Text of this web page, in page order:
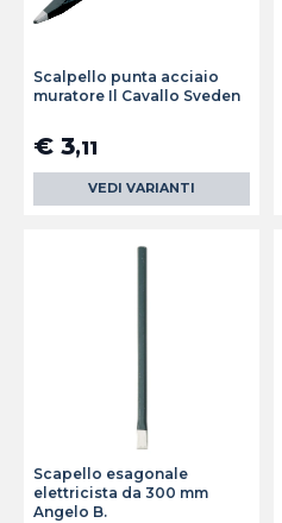
Scalpello punta acciaio
muratore Il Cavallo Sveden
€ 3,11
VEDI VARIANTI
Scapello esagonale
elettricista da 300 mm
Angelo B.